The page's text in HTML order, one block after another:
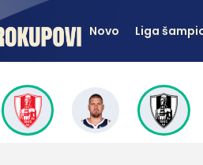
Novo Liga